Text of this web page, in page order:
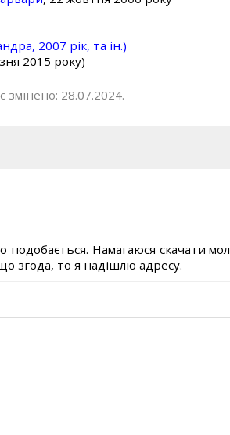
2007 рік, та ін.)
2015 року)
змінено: 28.07.2024.
Намагаюся скачати
згода, то я надішлю адресу.